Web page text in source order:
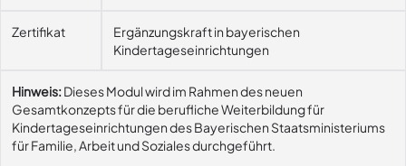
Zertifikat
Ergänzungskraft in bayerischen
Kindertageseinrichtungen
Hinweis:Dieses Modul wird im Rahmen des neuen
Gesamtkonzepts für die berufliche Weiterbildung für
Kindertageseinrichtungen des Bayerischen Staatsministeriums
für Familie, Arbeit und Soziales durchgeführt.